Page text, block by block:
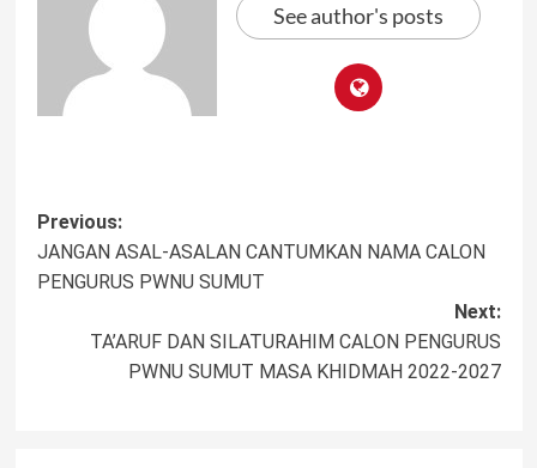
See author's posts
Post
navigation
Previous:
JANGAN ASAL-ASALAN CANTUMKAN NAMA CALON
PENGURUS PWNU SUMUT
Next:
TA’ARUF DAN SILATURAHIM CALON PENGURUS
PWNU SUMUT MASA KHIDMAH 2022-2027